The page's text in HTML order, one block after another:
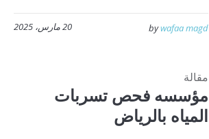
20 مارس، 2025 bywafaa magd
مقالة
مؤسسه فحص تسربات
المياه بالرياض